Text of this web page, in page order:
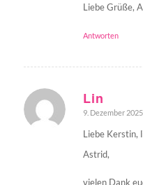
Liebe Grüße,
Antworten
Lin
sagte:
9. Dezember
Liebe Kerstin,
Astrid,
vielen Dank